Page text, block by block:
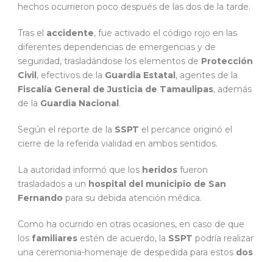
hechos ocurrieron poco después de las dos de la tarde.
Tras el accidente, fue activado el código rojo en las
diferentes dependencias de emergencias y de
seguridad, trasladándose los elementos de Protección
Civil, efectivos de la Guardia Estatal, agentes de la
Fiscalía General de Justicia de Tamaulipas, además
de la Guardia Nacional.
Según el reporte de la SSPT el percance originó el
cierre de la referida vialidad en ambos sentidos.
La autoridad informó que los heridos fueron
trasladados a un hospital del municipio de San
Fernando para su debida atención médica.
Como ha ocurrido en otras ocasiones, en caso de que
los familiares estén de acuerdo, la SSPT podría realizar
una ceremonia-homenaje de despedida para estos dos